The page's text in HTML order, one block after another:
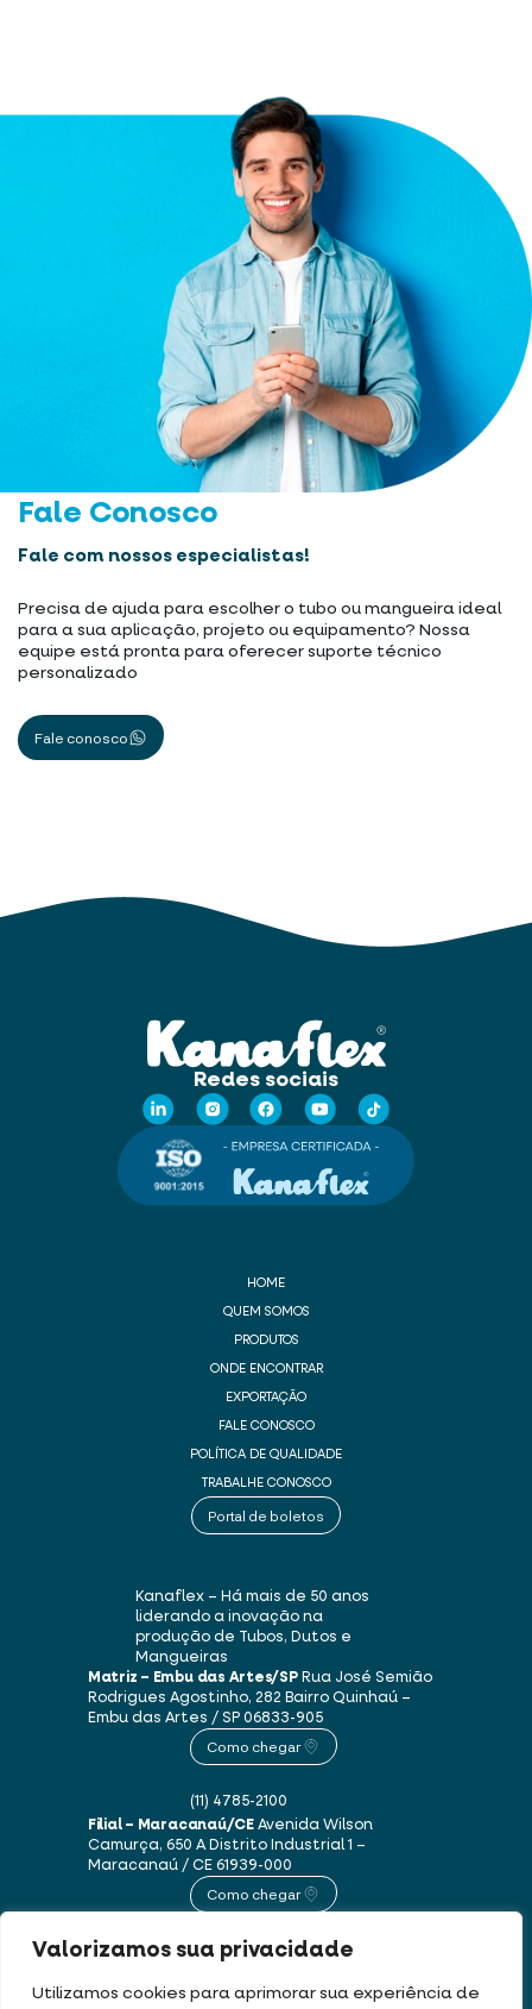
Valorizamos sua privacidade
Utilizamos cookies para aprimorar sua experiência de
Fale Conosco
Fale com nossos especialistas!
Precisa de ajuda para escolher o tubo ou mangueira ideal
para a sua aplicação, projeto ou equipamento? Nossa
equipe está pronta para oferecer suporte técnico
personalizado
Fale conosco
Redes sociais
HOME
QUEM SOMOS
PRODUTOS
ONDE ENCONTRAR
EXPORTAÇÃO
FALE CONOSCO
POLÍTICA DE QUALIDADE
TRABALHE CONOSCO
Portal de boletos
Kanaflex – Há mais de 50 anos
liderando a inovação na
produção de Tubos, Dutos e
Mangueiras
Matriz – Embu das Artes/SPRua José Semião
Rodrigues Agostinho, 282 Bairro Quinhaú –
Embu das Artes / SP06833-905
Como chegar
(11) 4785-2100
Filial – Maracanaú/CEAvenida Wilson
Camurça, 650 ADistrito Industrial 1 –
Maracanaú / CE61939-000
Como chegar
(85) 3250-1235